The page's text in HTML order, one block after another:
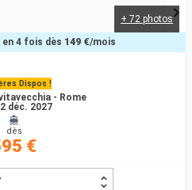
+ 72 photos
Dispos !
- Rome
déc. 2027
dès
€
en 4 fois dès 149 €/mois
Compagnies